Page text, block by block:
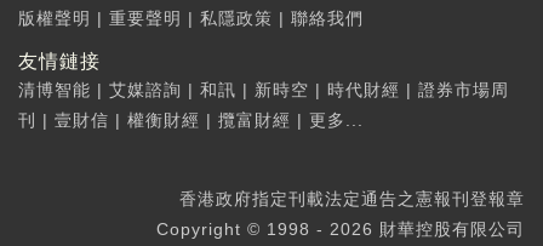
版權聲明 | 重要聲明 | 私隱政策 | 聯絡我們
友情鏈接
清博智能 | 艾媒諮詢 | 和訊 | 新時空 | 時代財經 | 證券市場周
刊
| 壹財信 | 權衡財經 | 攬富財經 | 更多...
香港政府指定刊載法定通告之憲報刊登報章
Copyright © 1998 - 2026 財華控股有限公司